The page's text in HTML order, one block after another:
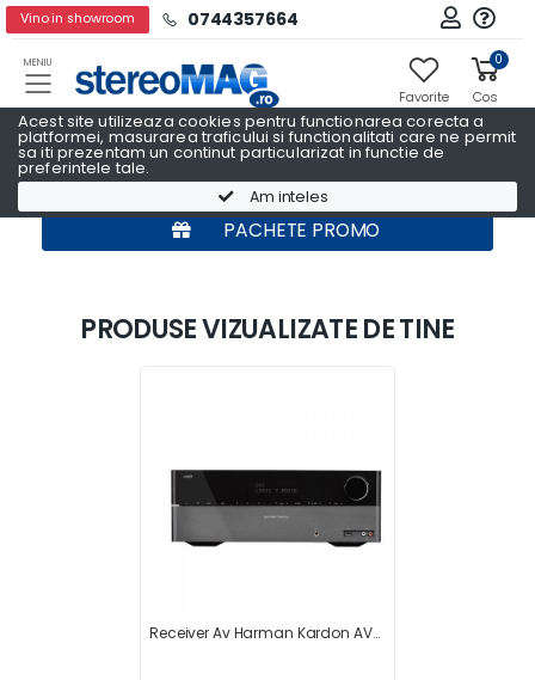
Acest site utilizeaza cookies pentru functionarea corecta a
platformei, masurarea traficului si functionalitati care ne permit
sa iti prezentam un continut particularizat in functie de
preferintele tale.
Am inteles
Vino in showroom 0744357664
MENIU
Favorite
0
Cos
PACHETE PROMO
PRODUSE VIZUALIZATE DE TINE
Receiver Av Harman Kardon AVR-158